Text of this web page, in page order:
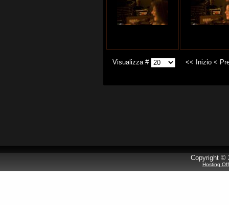
Visualizza # << Inizio <
Copyright ©
Hosting